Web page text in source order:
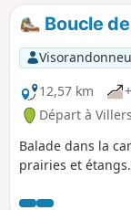
Boucle
12,57 km
Départ à
Balade dans la
prairies et étangs.